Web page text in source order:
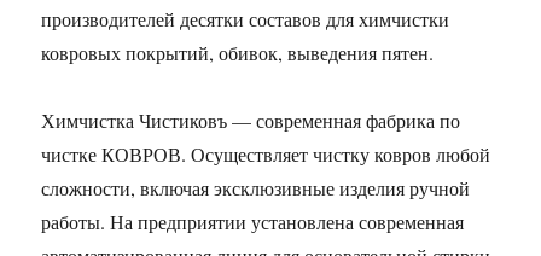
производителей десятки составов для химчистки
ковровых покрытий, обивок, выведения пятен.
Химчистка Чистиковъ — современная фабрика по
чистке КОВРОВ. Осуществляет чистку ковров любой
сложности, включая эксклюзивные изделия ручной
работы. На предприятии установлена современная